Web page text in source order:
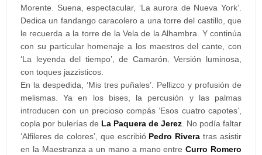
Morente. Suena, espectacular, ‘La aurora de Nueva York’.
Dedica un fandango caracolero a una torre del castillo, que
le recuerda a la torre de la Vela de la Alhambra. Y continúa
con su particular homenaje a los maestros del cante, con
‘La leyenda del tiempo’, de Camarón. Versión luminosa,
con toques jazzisticos.
En la despedida, ‘Mis tres puñales’. Pellizco y profusión de
melismas. Ya en los bises, la percusión y las palmas
introducen con un precioso compás ‘Esos cuatro capotes’,
copla por bulerías de La Paquera de Jerez . No podía faltar
‘Alfileres de colores’, que escribió Pedro Rivera tras asistir
en la Maestranza a un mano a mano entreCurro Romero